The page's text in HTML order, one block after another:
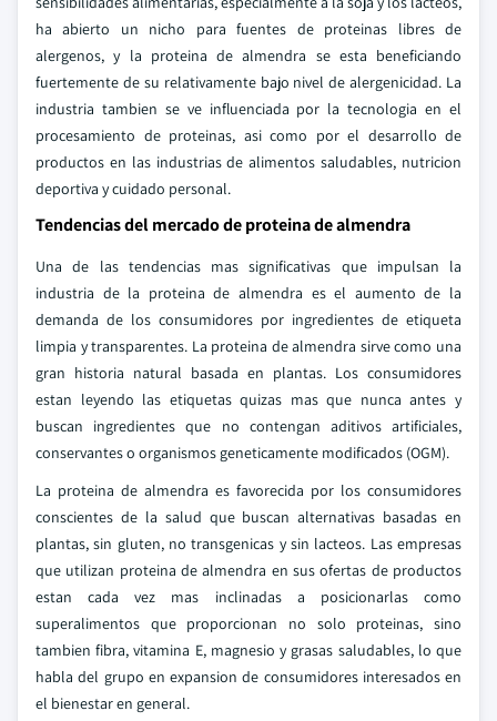
ha abierto un nicho para fuentes de proteinas libres de
alergenos, y la proteina de almendra se esta beneficiando
fuertemente de su relativamente bajo nivel de alergenicidad. La
industria tambien se ve influenciada por la tecnologia en el
procesamiento de proteinas, asi como por el desarrollo de
productos en las industrias de alimentos saludables, nutricion
deportiva y cuidado personal.
Tendencias del mercado de proteina de almendra
Una de las tendencias mas significativas que impulsan la
industria de la proteina de almendra es el aumento de la
demanda de los consumidores por ingredientes de etiqueta
limpia y transparentes. La proteina de almendra sirve como una
gran historia natural basada en plantas. Los consumidores
estan leyendo las etiquetas quizas mas que nunca antes y
buscan ingredientes que no contengan aditivos artificiales,
conservantes o organismos geneticamente modificados (OGM).
La proteina de almendra es favorecida por los consumidores
conscientes de la salud que buscan alternativas basadas en
plantas, sin gluten, no transgenicas y sin lacteos. Las empresas
que utilizan proteina de almendra en sus ofertas de productos
estan cada vez mas inclinadas a posicionarlas como
superalimentos que proporcionan no solo proteinas, sino
tambien fibra, vitamina E, magnesio y grasas saludables, lo que
habla del grupo en expansion de consumidores interesados en
el bienestar en general.